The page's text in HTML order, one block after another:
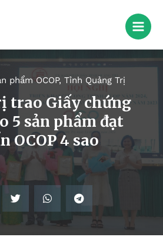
phẩm OCOP, Tỉnh Quảng Trị
trao Giấy chứng
5 sản phẩm đạt
OCOP 4 sao